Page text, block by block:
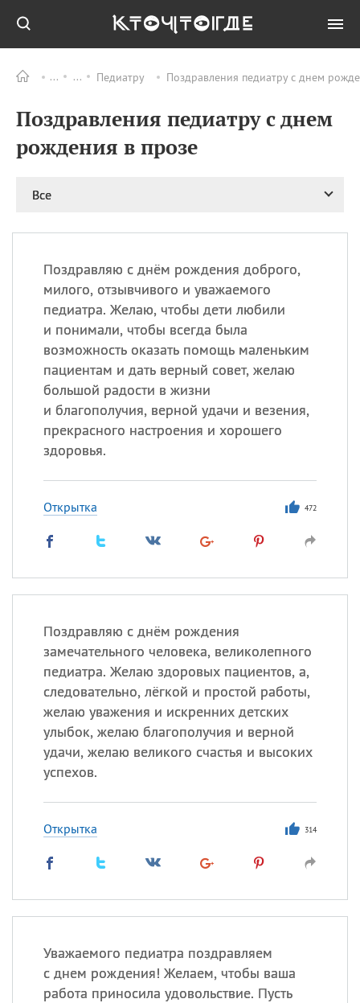
Педиатру Поздравления педиатру с днем
Поздравления педиатру с днем
рождения в прозе
Все
Поздравляю с днём рождения доброго,
милого, отзывчивого и уважаемого
педиатра. Желаю, чтобы дети любили
и понимали, чтобы всегда была
возможность оказать помощь маленьким
пациентам и дать верный совет, желаю
большой радости в жизни
и благополучия, верной удачи и везения,
прекрасного настроения и хорошего
здоровья.
Открытка 472
Поздравляю с днём рождения
замечательного человека, великолепного
педиатра. Желаю здоровых пациентов, а,
следовательно, лёгкой и простой работы,
желаю уважения и искренних детских
улыбок, желаю благополучия и верной
удачи, желаю великого счастья и высоких
успехов.
Открытка 314
Уважаемого педиатра поздравляем
с днем рождения! Желаем, чтобы ваша
работа приносила удовольствие. Пусть
ПРАЗДНИКИ Все
09.08 День памяти жертв
атомной
день
рисового пудинга
09.08 День Дымняшки
(Smokey Bear Day)
ИМЕНА
Сегодня празднуют именины
Сергей, Теодор,Федор